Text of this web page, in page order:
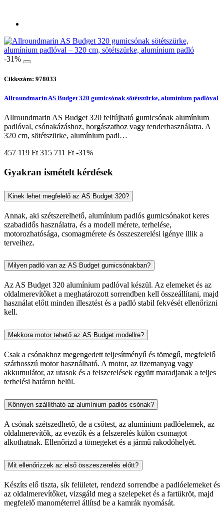
-31%
Cikkszám: 978033
Allroundmarin AS Budget 320 gumicsónak sötétszürke, alumínium padlóval
Allroundmarin AS Budget 320 felfújható gumicsónak alumínium
padlóval, csónakázáshoz, horgászathoz vagy tenderhasználatra. A
320 cm, sötétszürke, alumínium padl…
457 119 Ft 315 711 Ft -31%
Gyakran ismételt kérdések
Kinek lehet megfelelő az AS Budget 320?
Annak, aki szétszerelhető, alumínium padlós gumicsónakot keres
szabadidős használatra, és a modell mérete, terhelése,
motorozhatósága, csomagmérete és összeszerelési igénye illik a
terveihez.
Milyen padló van az AS Budget gumicsónakban?
Az AS Budget 320 alumínium padlóval készül. Az elemeket és az
oldalmerevítőket a meghatározott sorrendben kell összeállítani, majd
használat előtt minden illesztést és a padló stabil fekvését ellenőrizni
kell.
Mekkora motor tehető az AS Budget modellre?
Csak a csónakhoz megengedett teljesítményű és tömegű, megfelelő
szárhosszú motor használható. A motor, az üzemanyag vagy
akkumulátor, az utasok és a felszerelések együtt maradjanak a teljes
terhelési határon belül.
Könnyen szállítható az alumínium padlós csónak?
A csónak szétszedhető, de a csőtest, az alumínium padlóelemek, az
oldalmerevítők, az evezők és a felszerelés külön csomagot
alkothatnak. Ellenőrizd a tömegeket és a jármű rakodóhelyét.
Mit ellenőrizzek az első összeszerelés előtt?
Készíts elő tiszta, sík felületet, rendezd sorrendbe a padlóelemeket és
az oldalmerevítőket, vizsgáld meg a szelepeket és a fartükröt, majd
megfelelő manométerrel állítsd be a kamrák nyomását.